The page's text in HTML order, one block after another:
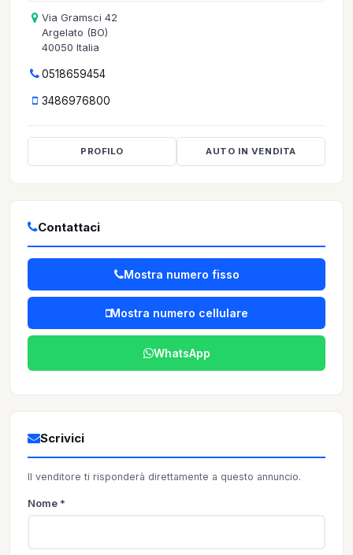
Via Gramsci 42
Argelato (BO)
40050 Italia
0518659454
3486976800
PROFILO AUTO IN VENDITA
Contattaci
Mostra numero fisso
Mostra numero cellulare
WhatsApp
Scrivici
Il venditore ti risponderà direttamente a questo annuncio.
Nome *